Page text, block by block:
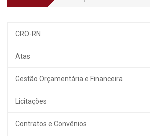
CRO-RN
Atas
Gestão Orçamentária e Financeira
Licitações
Contratos e Convênios